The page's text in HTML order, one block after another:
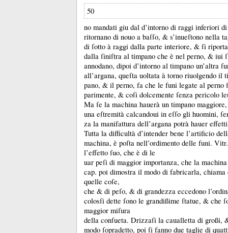
50
no mandati giu dal d’intorno di raggi inferiori
ritornano di nouo a baſſo, & s’inueſtono nella
di ſotto à raggi dalla parte interiore, & ſi
dalla ſiniſtra al timpano che è nel perno, & iui
annodano, dipoi d’intorno al timpano un’altra
all’argana, queſta uoltata à torno riuolgendo il
pano, & il perno, fa che le funi legate al perno
parimente, & coſi dolcemente ſenza pericolo
Ma ſe la machina hauerà un timpano
una eſtremità calcandoui in eſſo gli huomini,
za la manifattura dell’argana potrà hauer
Tutta la difficultà d’intender bene l’artificio
machina, è poſta nell’ordimento delle funi.
l’effetto ſuo, che è di le
uar peſi di maggior importanza, che la machina
cap. poi dimostra il modo di fabricarla, chiama
quelle coſe,
che & di peſo, & di grandezza eccedono
colosſi dette ſono le grandißime ſtatue, & che
maggior miſura
della conſueta. Drizzaſi la caualletta di großi,
modo ſopradetto, poi ſi fanno due taglie di